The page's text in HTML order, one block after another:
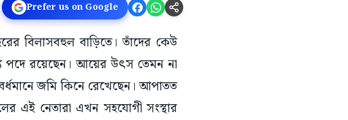
Prefer us on Google
বিলাসবহুল বাড়িতে। তাঁদের কেউ
রয়েছেন। আয়ের উৎস তেমন না
জমি কিনে রেখেছেন। আপাতত
এই নেতারা এখন সহযোগী সংস্থার